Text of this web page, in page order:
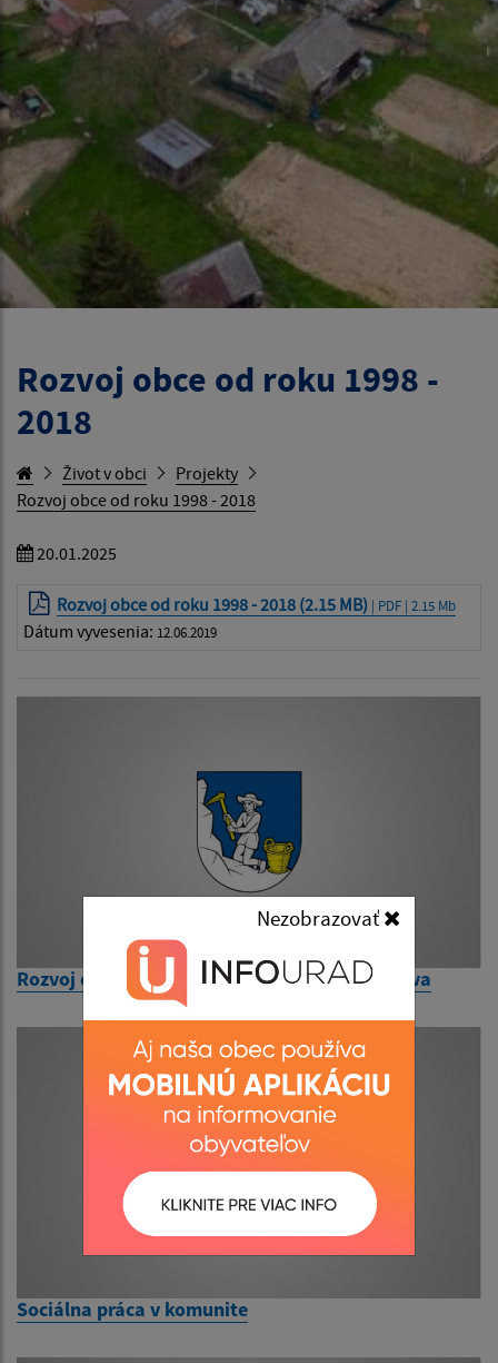
Nezobrazovať
Rozvoj obce od roku 1998 -
2018
Život v obci
Projekty
Rozvoj obce od roku 1998 - 2018
20.01.2025
Rozvoj obce od roku 1998 - 2018 (2.15 MB) | PDF | 2.15 Mb
Dátum vyvesenia: 12.06.2019
Rozvoj odpadového a obehového hospodárstva
Sociálna práca v komunite